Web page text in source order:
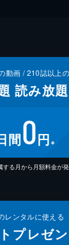
動画 /210誌以上
読み放題
間0円 ※
る月から月額料金が発
レンタルに使える
プレゼン